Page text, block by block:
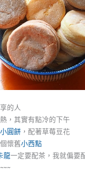
的人
，其實有點冷的下午
圓餅 ，配著草莓豆花
懷舊小西點
龍一定要配茶，我就偏要